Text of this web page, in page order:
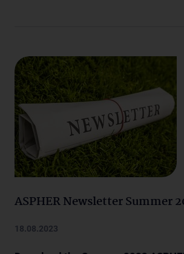
ASPHER Newsletter Summer
18.08.2023